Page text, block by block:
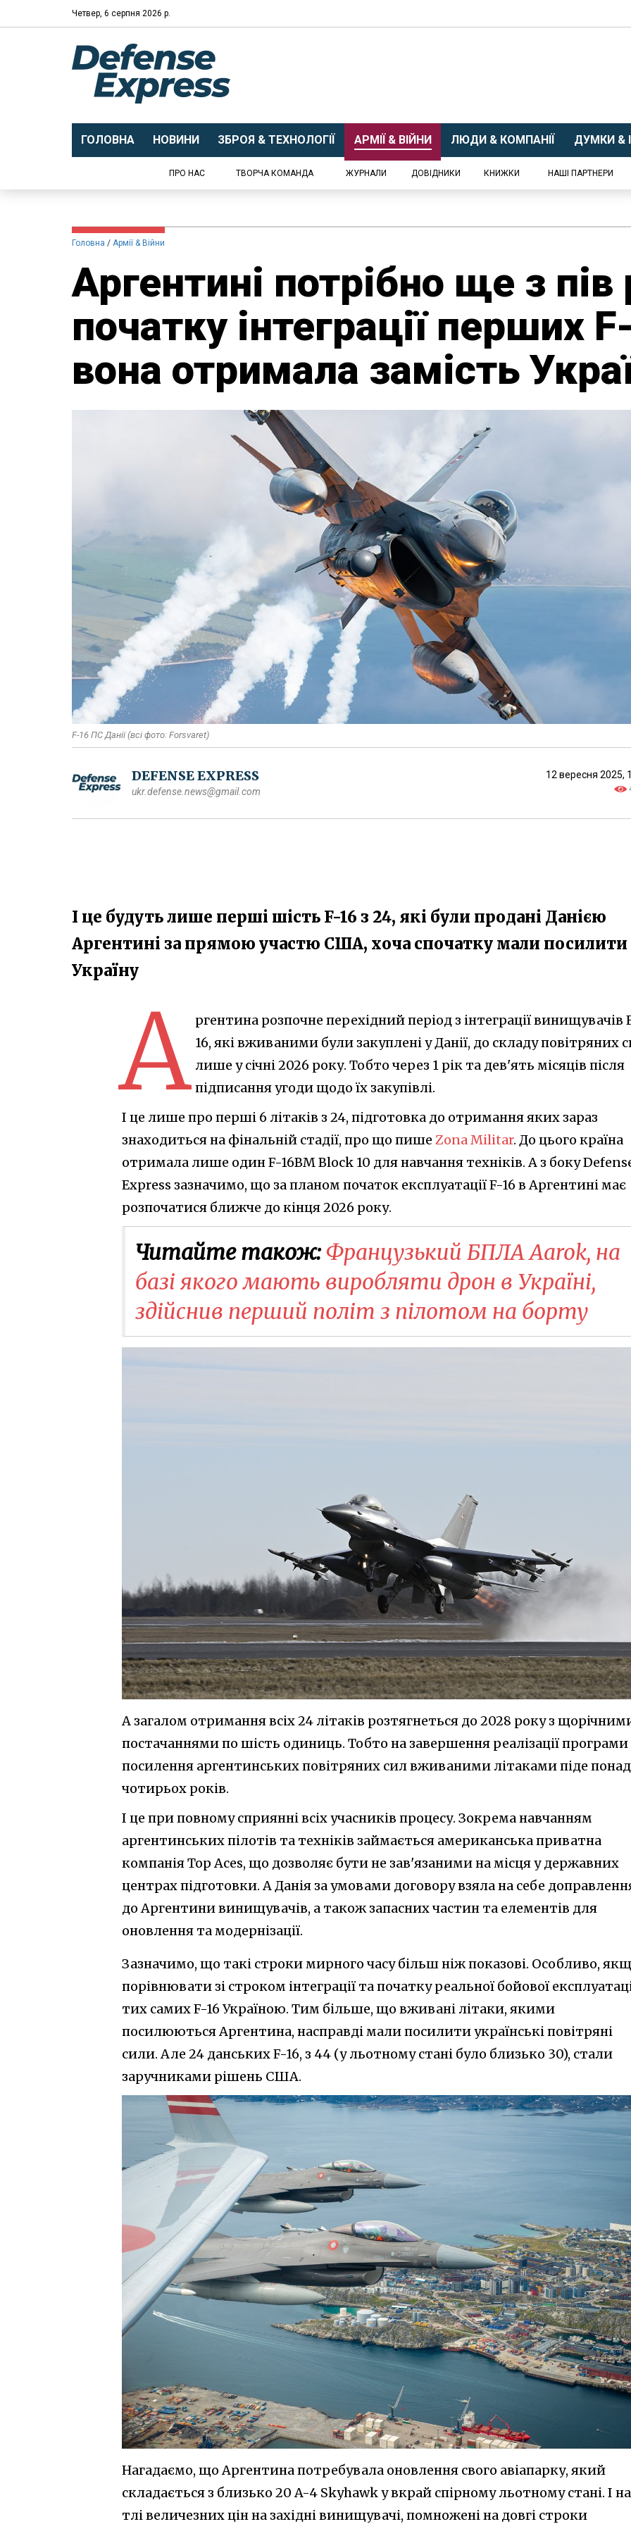
Четвер, 6 серпня 2026 р.
ГОЛОВНА НОВИНИ ЗБРОЯ & ТЕХНОЛОГІЇ АРМІЇ & ВІЙНИ ЛЮДИ & КОМПАНІЇ ДУМКИ &
ПРО НАС ТВОРЧА КОМАНДА ЖУРНАЛИ ДОВІДНИКИ КНИЖКИ НАШІ ПАРТНЕРИ
Головна Армії & Війни
Аргентині потрібно ще з
початку інтеграції перших
вона отримала замість
F-16 ПС Данії (всі фото: Forsvaret)
DEFENSE EXPRESS
ukr.defense.news@gmail.com
12 вересня 2025,
І це будуть лише перші шість F-16 з 24, які були продані Данією
Аргентині за прямою участю США, хоча спочатку мали посилити
Україну
А ргентина розпочне перехідний період з інтеграції винищувачів
16, які вживаними були закуплені у Данії, до складу повітряних
лише у січні 2026 року. Тобто через 1 рік та дев'ять місяців після
підписання угоди щодо їх закупівлі.
І це лише про перші 6 літаків з 24, підготовка до отримання яких зараз
знаходиться на фінальній стадії, про що пише Zona Militar. До цього країна
отримала лише один F-16BM Block 10 для навчання техніків. А з боку
Express зазначимо, що за планом початок експлуатації F-16 в Аргентині має
розпочатися ближче до кінця 2026 року.
Читайте також: Французький БПЛА Aarok, на
базі якого мають виробляти дрон в Україні,
здійснив перший політ з пілотом на борту
А загалом отримання всіх 24 літаків розтягнеться до 2028 року з
постачаннями по шість одиниць. Тобто на завершення реалізації програми
посилення аргентинських повітряних сил вживаними літаками піде понад
чотирьох років.
І це при повному сприянні всіх учасників процесу. Зокрема навчанням
аргентинських пілотів та техніків займається американська приватна
компанія Top Aces, що дозволяє бути не зав'язаними на місця у державних
центрах підготовки. А Данія за умовами договору взяла на себе
до Аргентини винищувачів, а також запасних частин та елементів для
оновлення та модернізації.
Зазначимо, що такі строки мирного часу більш ніж показові. Особливо,
порівнювати зі строком інтеграції та початку реальної бойової
тих самих F-16 Україною. Тим більше, що вживані літаки, якими
посилюються Аргентина, насправді мали посилити українські повітряні
сили. Але 24 данських F-16, з 44 (у льотному стані було близько 30), стали
заручниками рішень США.
Нагадаємо, що Аргентина потребувала оновлення свого авіапарку, який
складається з близько 20 A-4 Skyhawk у вкрай спірному льотному стані. І на
тлі величезних цін на західні винищувачі, помножені на довгі строки